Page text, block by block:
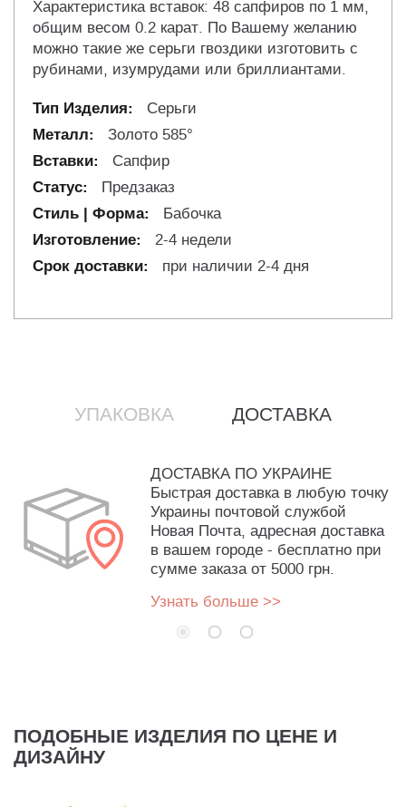
Характеристика вставок: 48 сапфиров по 1 мм,
общим весом 0.2 карат. По Вашему желанию
можно такие же серьги гвоздики изготовить с
рубинами, изумрудами или бриллиантами.
Серьги
Золото 585°
Сапфир
Предзаказ
Бабочка
2-4 недели
при наличии 2-4 дня
УПАКОВКА ДОСТАВКА
ДОСТАВКА ПО УКРАИНЕ
Быстрая доставка в любую точку
Украины почтовой службой
Новая Почта, адресная доставка
в вашем городе - бесплатно при
сумме заказа от 5000 грн.
Узнать больше >>
ПОДОБНЫЕ ИЗДЕЛИЯ ПО ЦЕНЕ И
ДИЗАЙНУ